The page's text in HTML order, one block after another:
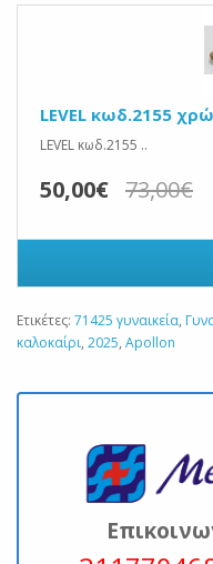
LEVEL κωδ.2155
LEVEL κωδ.2155 ..
50,00€ 73,00€
Ετικέτες: 71425 γυναικεία,
καλοκαίρι, 2025, Apollon